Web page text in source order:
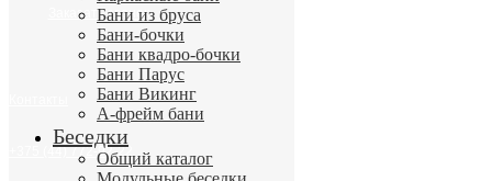
Бани из бруса
Бани-бочки
Бани квадро-бочки
Бани Парус
Бани Викинг
А-фрейм бани
Беседки
Общий каталог